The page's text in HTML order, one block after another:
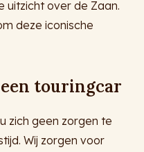
uitzicht over de Zaan.
deze iconische
touringcar
zich geen zorgen te
Wij zorgen voor